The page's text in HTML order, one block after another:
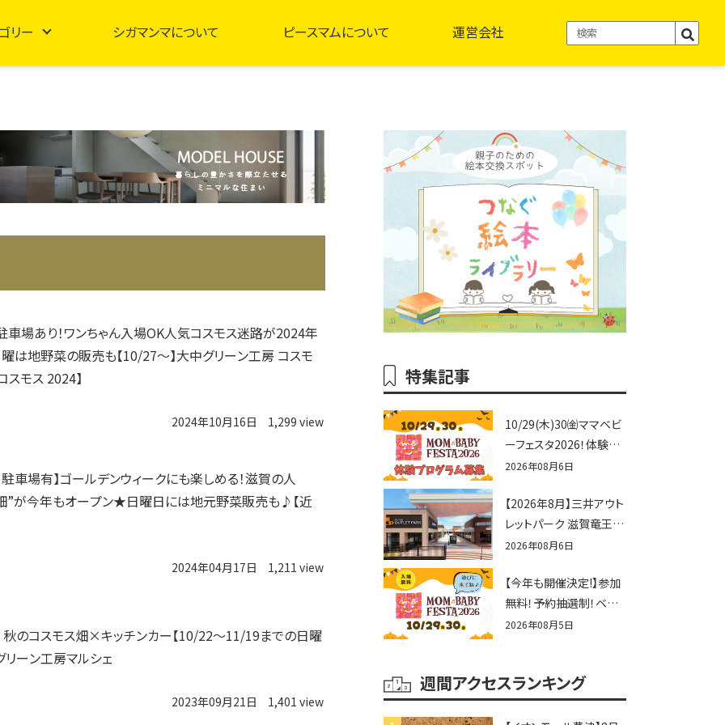
リー シガマンマについて ピースマムについて 運営会社
車場あり！ワンちゃん入場OK人気コスモス迷路が2024年
は地野菜の販売も【10/27～】大中グリーン工房 コスモ
スモス 2024】
2024年10月16日 1,299 view
駐車場有】ゴールデンウィークにも楽しめる！滋賀の人
”が今年もオープン★日曜日には地元野菜販売も♪【近
2024年04月17日 1,211 view
秋のコスモス畑×キッチンカー【10/22～11/19までの日曜
リーン工房マルシェ
2023年09月21日 1,401 view
特集記事
10/29(木)30㈮ママベビ
ーフェスタ2026！体験プ
ログラム募集♪赤ちゃん
せんか？
2026年08月6日
【2026年8月】三井アウト
レットパーク 滋賀竜王の
夏休みイベントまとめ！
辛グルメ・フォトコンテス
トまで盛りだくさん！
2026年08月6日
【今年も開催決定!】参加
無料！予約抽選制！ベビ
ーファミリー必見☆入場
2026！親子で楽しもう
♪inピエリ守山
2026年08月5日
週間アクセスランキング